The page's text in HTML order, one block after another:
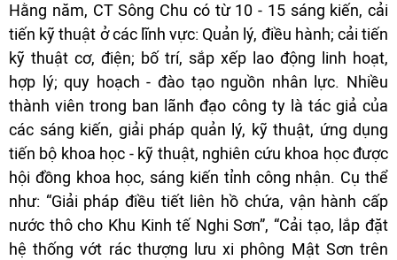
Hằng năm, CT Sông Chu có từ 10 - 15 sáng kiến, cải
tiến kỹ thuật ở các lĩnh vực: Quản lý, điều hành; cải tiến
kỹ thuật cơ, điện; bố trí, sắp xếp lao động linh hoạt,
hợp lý; quy hoạch - đào tạo nguồn nhân lực. Nhiều
thành viên trong ban lãnh đạo công ty là tác giả của
các sáng kiến, giải pháp quản lý, kỹ thuật, ứng dụng
tiến bộ khoa học - kỹ thuật, nghiên cứu khoa học được
hội đồng khoa học, sáng kiến tỉnh công nhận. Cụ thể
như: “Giải pháp điều tiết liên hồ chứa, vận hành cấp
nước thô cho Khu Kinh tế Nghi Sơn”, “Cải tạo, lắp đặt
hệ thống vớt rác thượng lưu xi phông Mật Sơn trên